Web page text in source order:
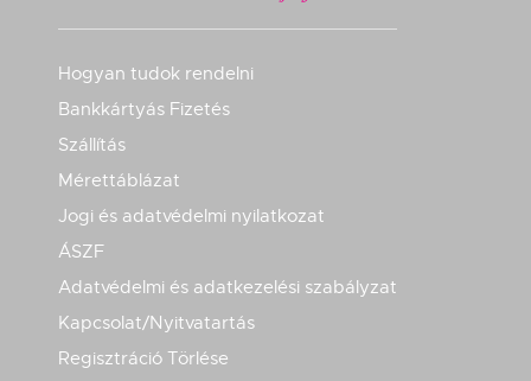
Hogyan tudok rendelni
Bankkártyás Fizetés
Szállítás
Mérettáblázat
Jogi és adatvédelmi nyilatkozat
ÁSZF
Adatvédelmi és adatkezelési szabályzat
Kapcsolat/Nyitvatartás
Regisztráció Törlése